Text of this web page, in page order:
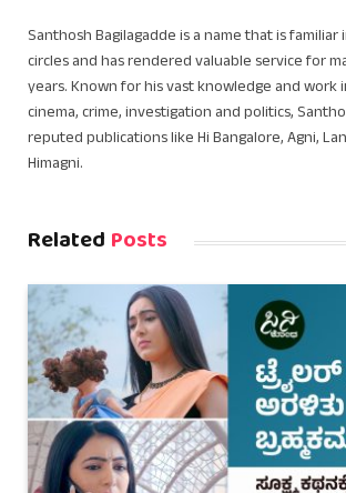
Santhosh Bagilagadde is a name that is familiar
circles and has rendered valuable service for
years. Known for his vast knowledge and
cinema, crime, investigation and politics,
reputed publications like Hi Bangalore, Agni,
Himagni.
Related Posts